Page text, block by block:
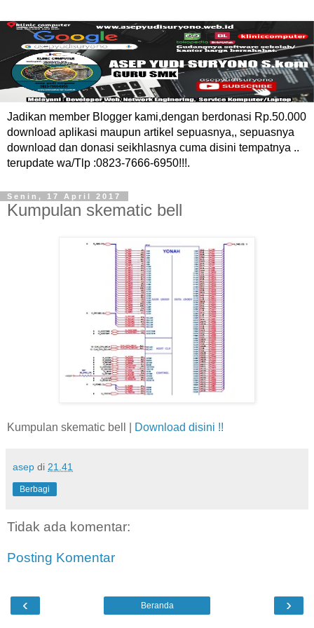
Jadikan member Blogger kami,dengan berdonasi Rp.50.000
download aplikasi maupun artikel sepuasnya,, sepuasnya
download dan donasi seikhlasnya cuma disini tempatnya ..
terupdate wa/Tlp :0823-7666-6950!!!.
Senin, 17 April 2017
Kumpulan skematic bell
Kumpulan skematic bell | Download disini !!
asep di 21.41
Berbagi
Tidak ada komentar:
Posting Komentar
‹ ›
Beranda